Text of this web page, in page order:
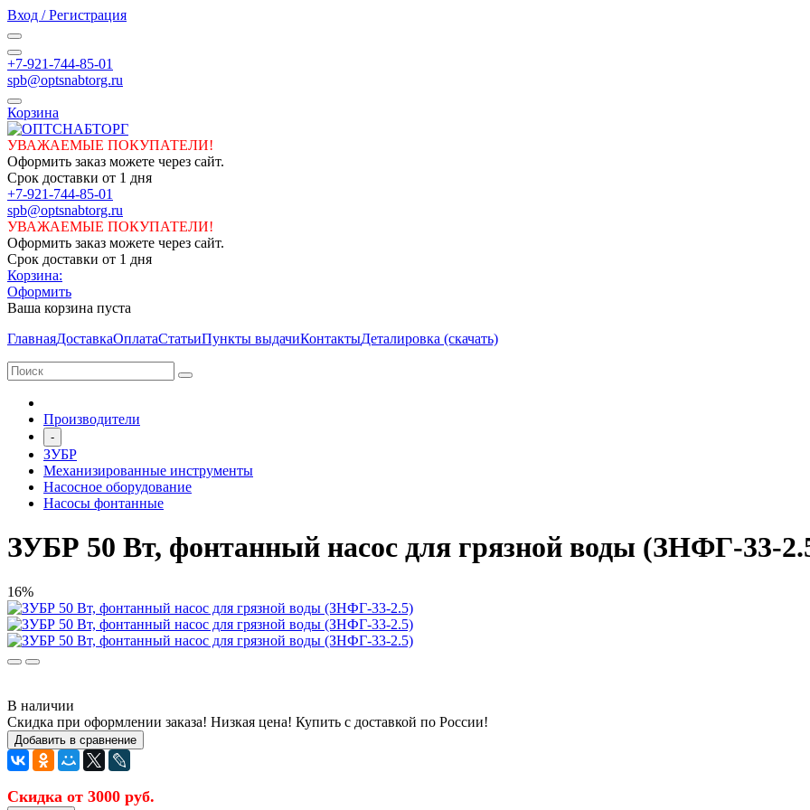
Вход / Регистрация
+7-921-744-85-01
spb@optsnabtorg.ru
Корзина
УВАЖАЕМЫЕ ПОКУПАТЕЛИ!
Оформить заказ можете через сайт.
Срок доставки от 1 дня
+7-921-744-85-01
spb@optsnabtorg.ru
УВАЖАЕМЫЕ ПОКУПАТЕЛИ!
Оформить заказ можете через сайт.
Срок доставки от 1 дня
Корзина:
Оформить
Ваша корзина пуста
ГлавнаяДоставкаОплатаСтатьиПункты выдачиКонтактыДеталировка (скачать)
Производители
-
ЗУБР
Механизированные инструменты
Насосное оборудование
Насосы фонтанные
ЗУБР 50 Вт, фонтанный насос для грязной воды (ЗНФГ-33-
16%
В наличии
Скидка при оформлении заказа! Низкая цена! Купить с доставкой по России!
Добавить в сравнение
Скидка от 3000 руб.